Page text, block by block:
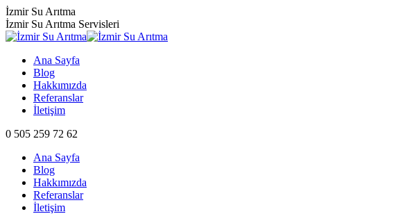
Skip
to
content
İzmir Su Arıtma
İzmir Su Arıtma Servisleri
Ana Sayfa
Blog
Hakkımızda
Referanslar
İletişim
0 505 259 72 62
Ana Sayfa
Blog
Hakkımızda
Referanslar
İletişim